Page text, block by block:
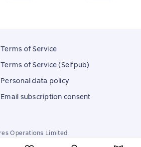
Terms of Service
Terms of Service (Selfpub)
Personal data policy
Email subscription consent
Operations Limited